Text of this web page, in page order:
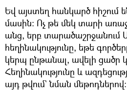
Եվ այստեղ հանկարծ հիշում
մասին։ Ոչ թե մեկ տարի
անց, երբ տարածաշրջանում
հեղինակությունը, եթե
կերպ ընթանալ, ավելի ցածր
Հեղինակությունը և
այդ թվում` նման մեթոդներով։